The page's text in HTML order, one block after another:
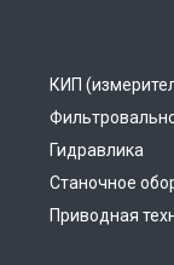
КИП
Гидравлика
Станочное
Приводная